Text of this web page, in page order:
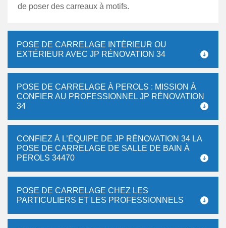
de poser des carreaux à motifs.
POSE DE CARRELAGE INTÉRIEUR OU
EXTÉRIEUR AVEC JP RÉNOVATION 34
POSE DE CARRELAGE À PEROLS : MISSION À
CONFIER AU PROFESSIONNEL JP RÉNOVATION
34
CONFIEZ À L’ÉQUIPE DE JP RÉNOVATION 34 LA
POSE DE CARRELAGE DE SALLE DE BAIN À
PEROLS 34470
POSE DE CARRELAGE CHEZ LES
PARTICULIERS ET LES PROFESSIONNELS